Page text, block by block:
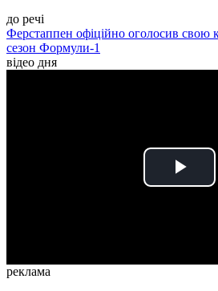
до речі
Ферстаппен офіційно оголосив свою
сезон Формули-1
відео дня
Play
реклама